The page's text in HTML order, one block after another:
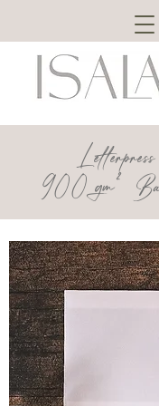
900 gm²